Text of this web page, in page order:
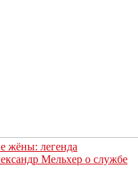
жёны: легенда
Мельхер о службе